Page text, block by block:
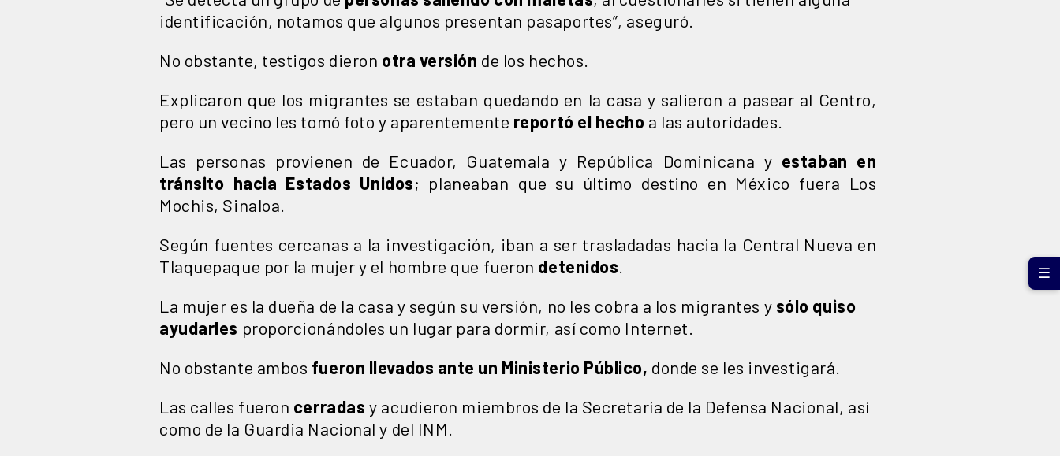
identificación, notamos que algunos presentan pasaportes”, aseguró.
No obstante, testigos dieron otra versión de los hechos.
Explicaron que los migrantes se estaban quedando en la casa y salieron a pasear al Centro,
pero un vecino les tomó foto y aparentemente reportó el hecho a las autoridades.
Las personas provienen de Ecuador, Guatemala y República Dominicana y estaban en
tránsito hacia Estados Unidos; planeaban que su último destino en México fuera Los
Mochis, Sinaloa.
Según fuentes cercanas a la investigación, iban a ser trasladadas hacia la Central Nueva en
Tlaquepaque por la mujer y el hombre que fueron detenidos
La mujer es la dueña de la casa y según su versión, no les cobra a los migrantes y sólo quiso
ayudarles proporcionándoles un lugar para dormir, así como Internet.
No obstante ambos fueron llevados ante un Ministerio Público, donde se les investigará.
Las calles fueron cerradas y acudieron miembros de la Secretaría de la Defensa Nacional, así
como de la Guardia Nacional y del INM.
☰